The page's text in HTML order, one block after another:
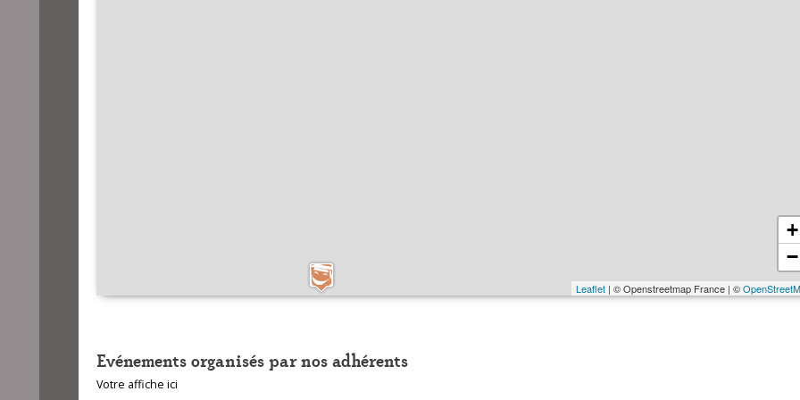
+
−
Leaflet| © Openstreetmap France | ©
Evénements organisés par nos adhérents
Votre affiche ici